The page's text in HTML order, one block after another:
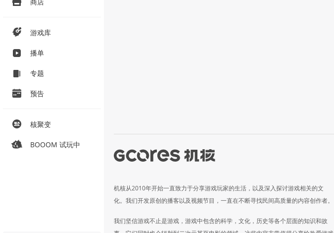
游戏库
播单
专题
预告
核聚变
BOOOM 试玩中
机核从2010年开始一直致力于分享游戏玩家的生活，以及深入探讨游戏相关的文
化。我们开发原创的播客以及视频节目，一直在不断寻找民间高质量的内容创作者。
我们坚信游戏不止是游戏，游戏中包含的科学，文化，历史等各个层面的知识和故